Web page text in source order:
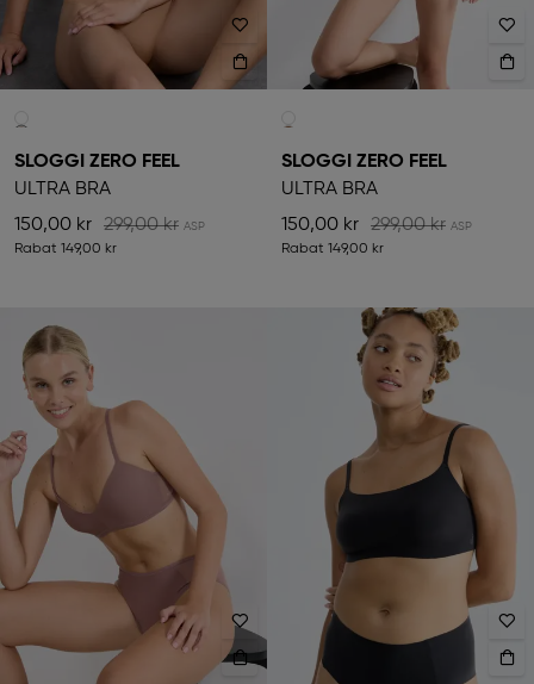
SLOGGI ZERO FEEL
ULTRA BRA
150,00 kr
299,00 kr
Rabat 149,00 kr
SLOGGI ZERO FEEL
ULTRA BRA
150,00 kr
299,00 kr
Rabat 149,00 kr